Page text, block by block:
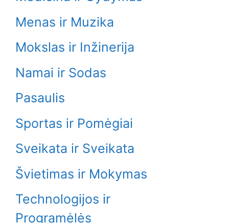
Menas ir Muzika
Mokslas ir Inžinerija
Namai ir Sodas
Pasaulis
Sportas ir Pomėgiai
Sveikata ir Sveikata
Švietimas ir Mokymas
Technologijos ir
Programėlės